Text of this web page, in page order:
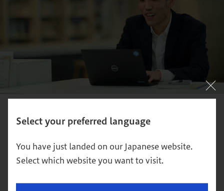
Select your preferred language
You have just landed on our Japanese website.
Select which website you want to visit.
日本社会の課題への理解を深めた。
受講した科目の中で特に印象に残っている科目は何で